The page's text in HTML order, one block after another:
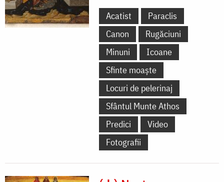
Acatist
Paraclis
Canon
Rugăciuni
Minuni
Icoane
Sfinte moaște
Locuri de pelerinaj
Sfântul Munte Athos
Predici
Video
Fotografii